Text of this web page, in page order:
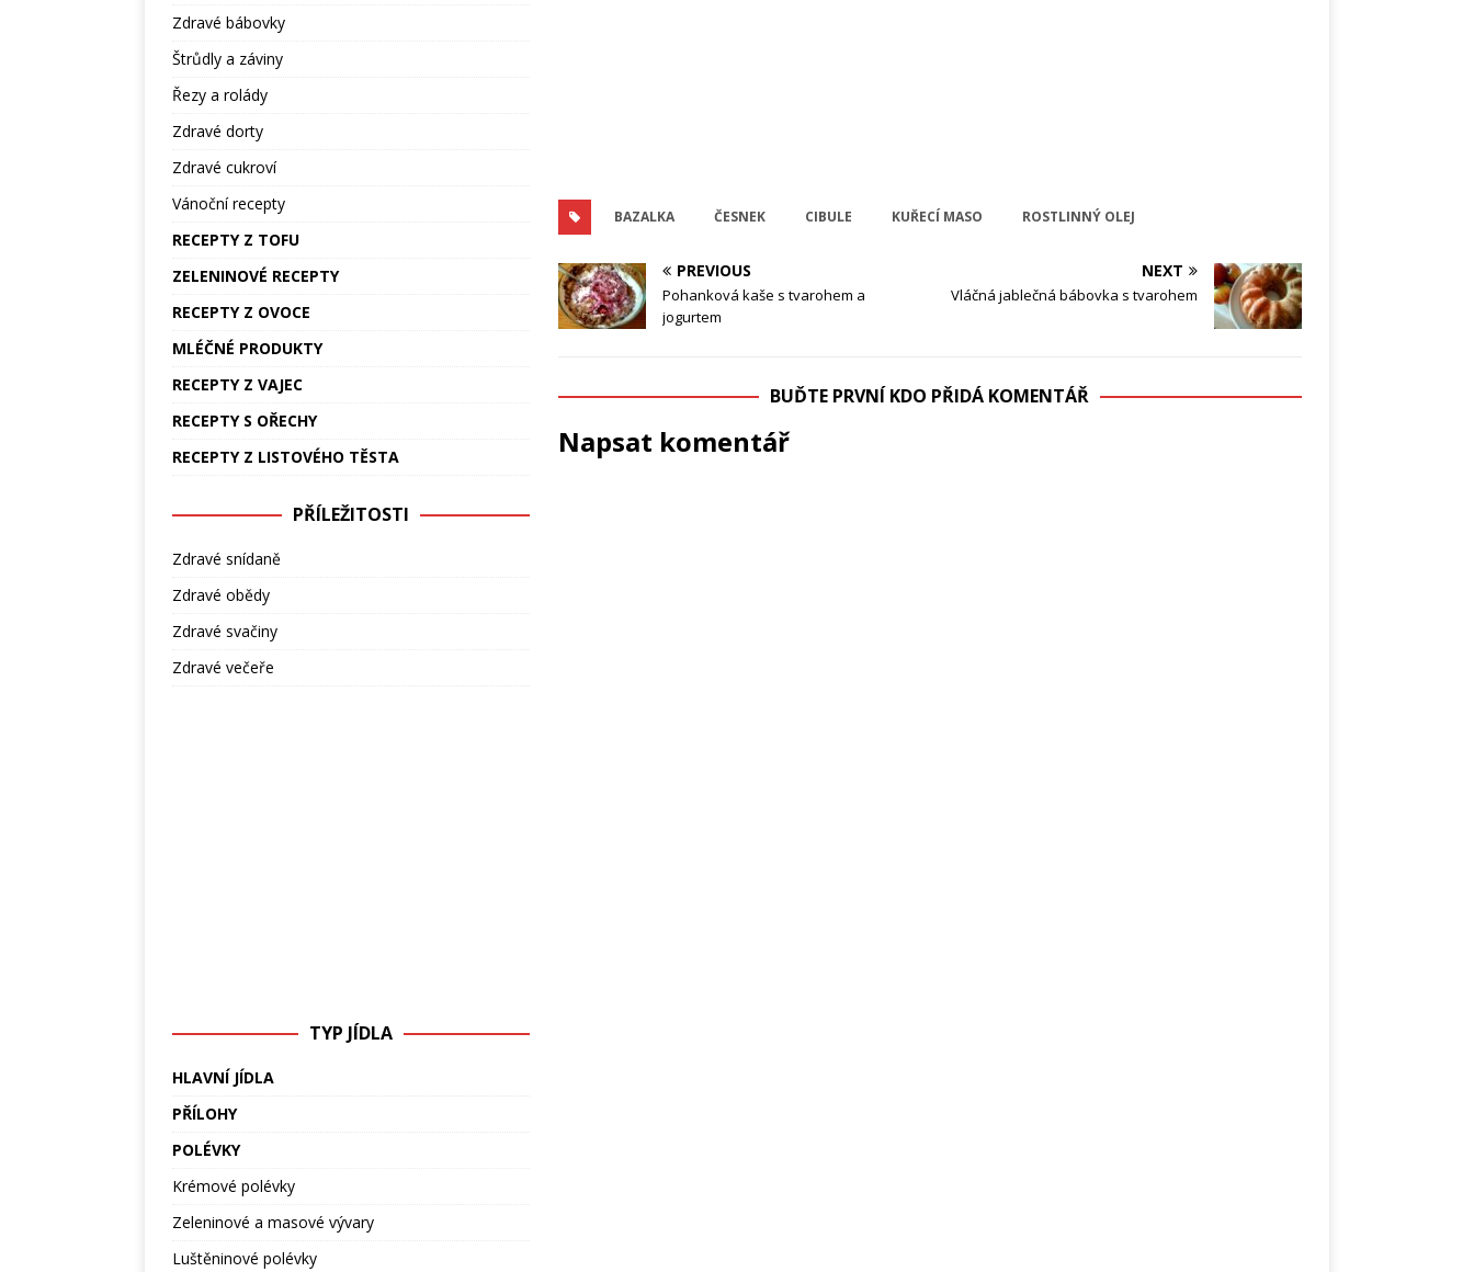
BAZALKA ČESNEK CIBULE KUŘECÍ MASO ROSTLINNÝ OLEJ
PREVIOUS
Pohanková kaše s tvarohem a
jogurtem
NEXT
Vláčná jablečná bábovka s tvarohem
BUĎTE PRVNÍ KDO PŘIDÁ KOMENTÁŘ
Napsat komentář
Zdravé bábovky
Štrůdly a záviny
Řezy a rolády
Zdravé dorty
Zdravé cukroví
Vánoční recepty
RECEPTY Z TOFU
ZELENINOVÉ RECEPTY
RECEPTY Z OVOCE
MLÉČNÉ PRODUKTY
RECEPTY Z VAJEC
RECEPTY S OŘECHY
RECEPTY Z LISTOVÉHO TĚSTA
PŘÍLEŽITOSTI
Zdravé snídaně
Zdravé obědy
Zdravé svačiny
Zdravé večeře
TYP JÍDLA
HLAVNÍ JÍDLA
PŘÍLOHY
POLÉVKY
Krémové polévky
Zeleninové a masové vývary
Luštěninové polévky